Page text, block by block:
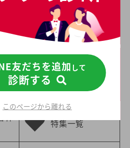
相手の職業から
婚活情報
年収別の婚活情
報
特集一覧
友だちを追加 して
診断する
このページから離れる